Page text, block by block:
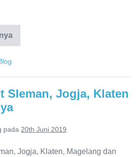
Sleman, Jogja, Klaten
pada 20th Juni 2019
Jogja, Klaten, Magelang dan